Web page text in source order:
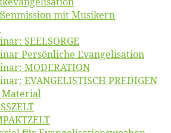
mit Musikern
SEELSORGE
Per­sön­li­che Evangelisation
MODERATION
EVANGELISTISCH PREDIGEN
Material